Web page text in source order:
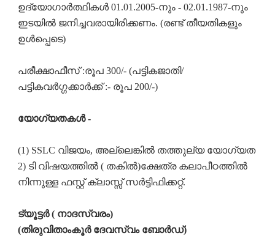
ഉദ്യോഗാർത്ഥികൾ 01.01.2005-നും - 02.01.1987-നും
ഇടയിൽ ജനിച്ചവരായിരിക്കണം. (രണ്ട് തീയതികളും
ഉൾപ്പെടെ)
പരീക്ഷാഫീസ് :രൂപ 300/- (പട്ടികജാതി/
പട്ടികവർഗ്ഗക്കാർക്ക് :- രൂപ 200/-)
യോഗ്യതകൾ -
(1) SSLC വിജയം, അല്ലെങ്കിൽ തത്തുല്യ യോഗ്യത
2) ടി വിഷയത്തിൽ ( തകിൽ)ക്ഷേത്ര കലാപീഠത്തിൽ
നിന്നുള്ള ഫസ്റ്റ് ക്ലാസ്സ് സർട്ടിഫിക്കറ്റ്.
ട്യൂട്ടർ ( നാദസ്വരം)
(തിരുവിതാംകൂർ ദേവസ്വം ബോർഡ്)